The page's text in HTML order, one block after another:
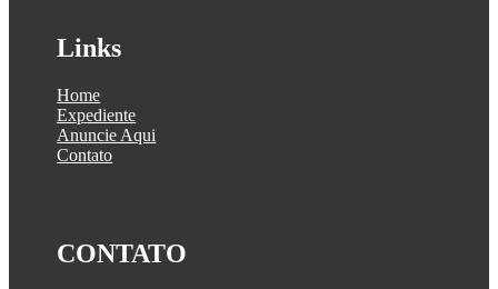
Links
Home
Expediente
Anuncie Aqui
Contato
CONTATO